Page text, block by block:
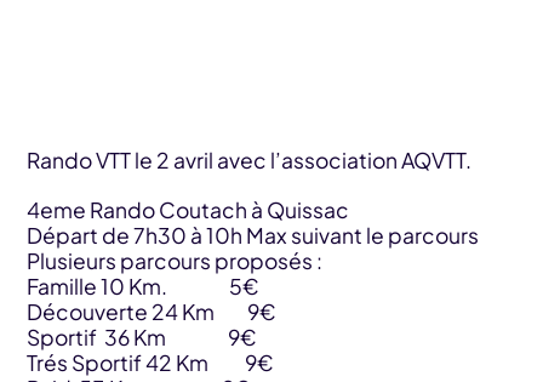
Rando VTT le 2 avril avec l’association AQVTT.
4eme Rando Coutach à Quissac
Départ de 7h30 à 10h Max suivant le parcours
Plusieurs parcours proposés :
Famille 10 Km. 5€
Découverte 24 Km 9€
Sportif 36 Km 9€
Trés Sportif 42 Km 9€